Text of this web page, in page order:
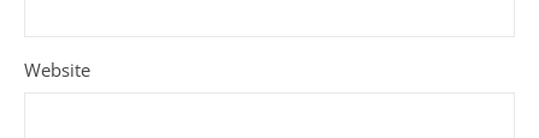
Website